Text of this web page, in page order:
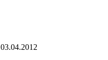
03.04.2012